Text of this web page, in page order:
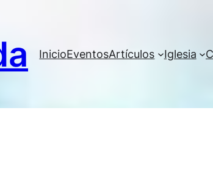
InicioEventosArtículos Iglesia